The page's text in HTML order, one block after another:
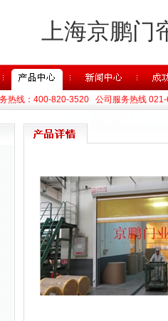
上海京鹏
热线：400-820-3520 公司服务热线